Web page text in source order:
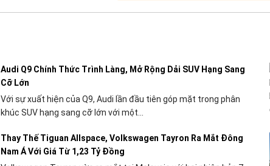
Audi Q9 Chính Thức Trình Làng, Mở Rộng Dải SUV Hạng Sang
Cỡ Lớn
Với sự xuất hiện của Q9, Audi lần đầu tiên góp mặt trong phân
khúc SUV hạng sang cỡ lớn với một...
Thay Thế Tiguan Allspace, Volkswagen Tayron Ra Mắt Đông
Nam Á Với Giá Từ 1,23 Tỷ Đồng